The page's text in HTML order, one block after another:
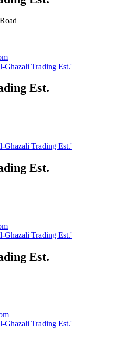
Ghazali Trading Est.'
Est.
Ghazali Trading Est.'
Est.
Ghazali Trading Est.'
Est.
Ghazali Trading Est.'